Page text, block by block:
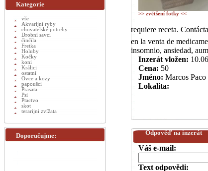
>> zvětšení fotky <<
requiere receta.
en la venta de
insomnio, ansiedad,
Inzerát vložen:
Cena: 50
Jméno: Marcos Paco
Lokalita:
Odpověď na inzerát
Váš e-mail:
Text odpovědi:
Kategorie
vše
Akvarijní ryby
chovatelské potreby
Drobní savci
činčila
Fretka
Holuby
Kočky
koni
Králici
ostatní
Ovce a kozy
papoušci
Prasata
Psi
Ptactvo
skot
terarijni zvížata
Doporučujme: